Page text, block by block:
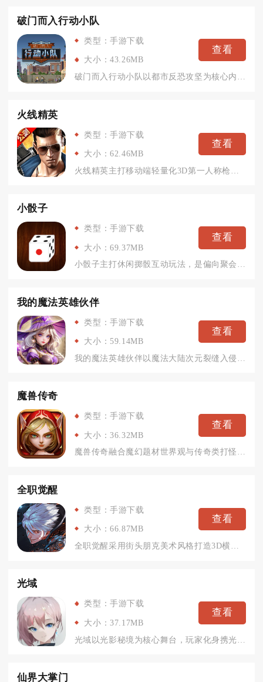
破门而入行动小队
类型：手游下载
大小：43.26MB
查看
破门而入行动小队以都市反恐攻坚为核心内容，玩家化身特警小队成...
火线精英
类型：手游下载
大小：62.46MB
查看
小骰子
类型：手游下载
大小：69.37MB
查看
小骰子主打休闲掷骰互动玩法，是偏向聚会娱乐的轻量手游，核心依...
我的魔法英雄伙伴
类型：手游下载
大小：59.14MB
查看
魔兽传奇
类型：手游下载
大小：36.32MB
查看
魔兽传奇融合魔幻题材世界观与传奇类打怪爆装核心玩法，将魔兽种...
全职觉醒
类型：手游下载
大小：66.87MB
查看
光域
类型：手游下载
大小：37.17MB
查看
仙界大掌门